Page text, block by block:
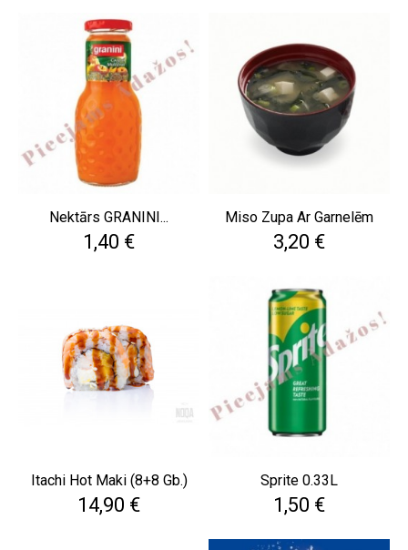
Nektārs GRANINI...
Cena
1,40 €
Miso Zupa Ar Garnelēm
Cena
3,20 €
Itachi Hot Maki (8+8 Gb.)
Cena
14,90 €
Sprite 0.33L
Cena
1,50 €